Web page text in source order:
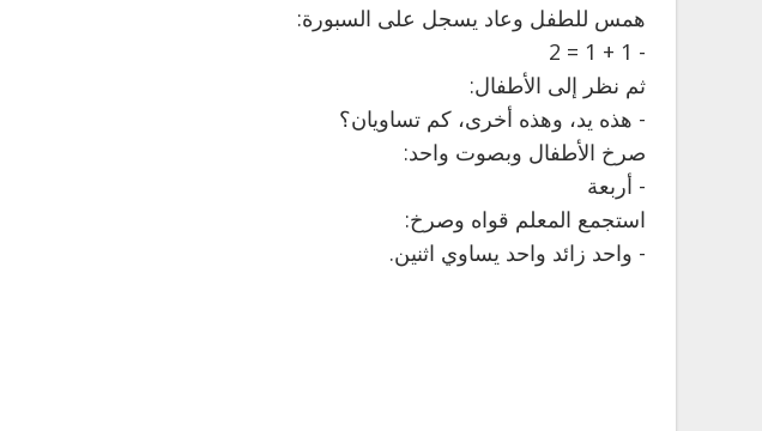
همس للطفل وعاد يسجل على السبورة:
- 1 + 1 = 2
ثم نظر إلى الأطفال:
- هذه يد، وهذه أخرى، كم تساويان؟
صرخ الأطفال وبصوت واحد:
- أربعة
استجمع المعلم قواه وصرخ:
- واحد زائد واحد يساوي اثنين.